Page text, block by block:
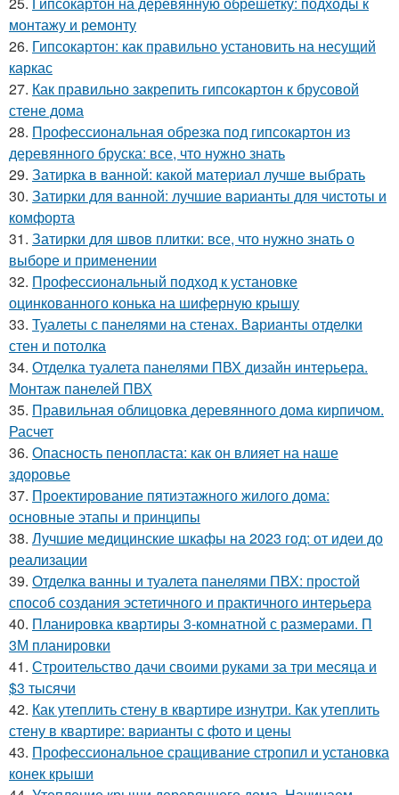
монтажу и ремонту
26. Гипсокартон: как правильно установить на несущий
каркас
27. Как правильно закрепить гипсокартон к брусовой
стене дома
28. Профессиональная обрезка под гипсокартон из
деревянного бруска: все, что нужно знать
29. Затирка в ванной: какой материал лучше выбрать
30. Затирки для ванной: лучшие варианты для чистоты и
комфорта
31. Затирки для швов плитки: все, что нужно знать о
выборе и применении
32. Профессиональный подход к установке
оцинкованного конька на шиферную крышу
33. Туалеты с панелями на стенах. Варианты отделки
стен и потолка
34. Отделка туалета панелями ПВХ дизайн интерьера.
Монтаж панелей ПВХ
35. Правильная облицовка деревянного дома кирпичом.
Расчет
36. Опасность пенопласта: как он влияет на наше
здоровье
37. Проектирование пятиэтажного жилого дома:
основные этапы и принципы
38. Лучшие медицинские шкафы на 2023 год: от идеи до
реализации
39. Отделка ванны и туалета панелями ПВХ: простой
способ создания эстетичного и практичного интерьера
40. Планировка квартиры 3-комнатной с размерами. П
3М планировки
41. Строительство дачи своими руками за три месяца и
$3 тысячи
42. Как утеплить стену в квартире изнутри. Как утеплить
стену в квартире: варианты с фото и цены
43. Профессиональное сращивание стропил и установка
конек крыши